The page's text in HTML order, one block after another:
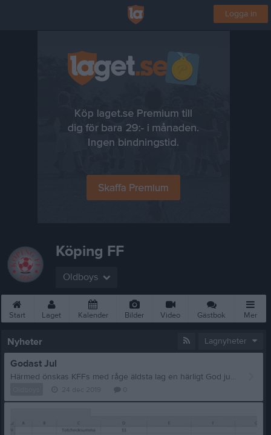
Logga in
Köping FF
Oldboys
Start Laget Kalender Bilder Video Gästbok Mer
Nyheter Lagnyheter
Godast Jul
Härmed önskas KFFs med råge äldsta lag en härligt God jul och ett stundande Gott nytt år. Det har inte undgått någon att samtliga deltagare snäppat upp sig rejält under denna rappa höstsäsong. Ät nu upp er rejält och kom tyngre än någonsin till vårsäsongen som blir något utöver det vanliga. "Det finns inga förluster. Antingen vinner man eller så lär man sig något!"